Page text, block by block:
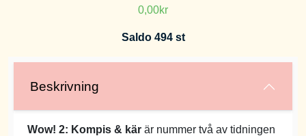
0,00kr
Saldo 494 st
Beskrivning
Wow! 2: Kompis & kär är nummer två av tidningen